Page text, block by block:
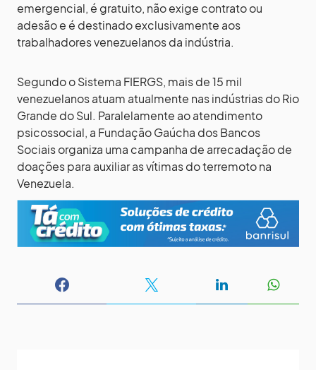
emergencial, é gratuito, não exige contrato ou
adesão e é destinado exclusivamente aos
trabalhadores venezuelanos da indústria.
Segundo o Sistema FIERGS, mais de 15 mil
venezuelanos atuam atualmente nas indústrias do Rio
Grande do Sul. Paralelamente ao atendimento
psicossocial, a Fundação Gaúcha dos Bancos
Sociais organiza uma campanha de arrecadação de
doações para auxiliar as vítimas do terremoto na
Venezuela.